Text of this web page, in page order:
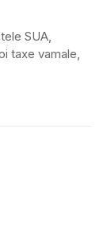
SUA,
taxe vamale,